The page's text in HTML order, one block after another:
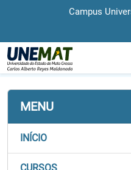
Campus
Página Inicial
MENU
INÍCIO